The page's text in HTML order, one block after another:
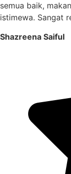
semua baik,
istimewa. Sangat
Shazreena Saiful